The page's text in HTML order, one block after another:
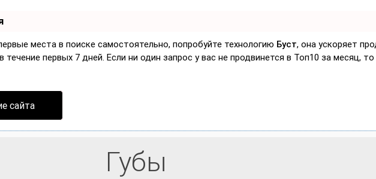
места в поиске самостоятельно, попробуйте технологию Буст, она ускоряет
первых 7 дней. Если ни один запрос у вас не продвинется в Топ10 за месяц, то
сайта
Губы